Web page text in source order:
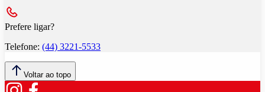
Prefere ligar?
Telefone: (44) 3221-5533
Voltar ao topo